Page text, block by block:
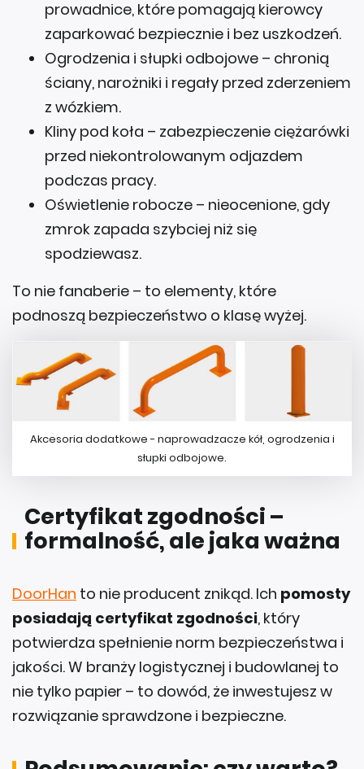
zaparkować bezpiecznie i bez uszkodzeń.
Ogrodzenia i słupki odbojowe – chronią
ściany, narożniki i regały przed zderzeniem
z wózkiem.
Kliny pod koła – zabezpieczenie ciężarówki
przed niekontrolowanym odjazdem
podczas pracy.
Oświetlenie robocze – nieocenione, gdy
zmrok zapada szybciej niż się
spodziewasz.
To nie fanaberie – to elementy, które
podnoszą bezpieczeństwo o klasę wyżej.
Akcesoria dodatkowe - naprowadzacze kół, ogrodzenia i
słupki odbojowe.
formalność, ale jaka ważna
posiadają certyfikat zgodności, który
potwierdza spełnienie norm bezpieczeństwa i
jakości. W branży logistycznej i budowlanej to
nie tylko papier – to dowód, że inwestujesz w
rozwiązanie sprawdzone i bezpieczne.